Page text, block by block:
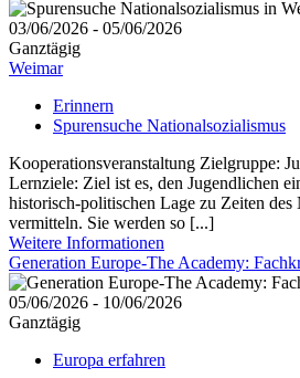
03/06/2026 - 05/06/2026
Ganztägig
Weimar
Erinnern
Spurensuche Nationalsozialismus
Kooperationsveranstaltung Zielgruppe:
Lernziele: Ziel ist es, den Jugendlichen
historisch-politischen Lage zu Zeiten des
vermitteln. Sie werden so [...]
Weitere Informationen
Generation Europe-The Academy:
05/06/2026 - 10/06/2026
Ganztägig
Europa erfahren